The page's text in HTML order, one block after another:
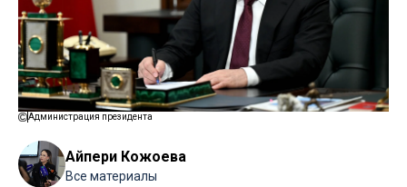
Администрация президента
Айпери Кожоева
Все материалы